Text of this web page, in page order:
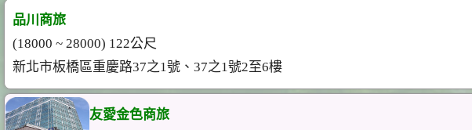
品川商旅
(18000 ~ 28000) 122公尺
新北市板橋區重慶路37之1號、37之1號2至6樓
友愛金色商旅